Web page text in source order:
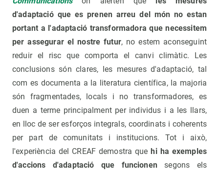
d'adaptació que es prenen arreu del món no estan
portant a l'adaptació transformadora que necessitem
per assegurar el nostre futur, no estem aconseguint
reduir el risc que comporta el canvi climàtic. Les
conclusions són clares, les mesures d'adaptació, tal
com es documenta a la literatura científica, la majoria
són fragmentades, locals i no transformadores, es
duen a terme principalment per individus i a les llars,
en lloc de ser esforços integrals, coordinats i coherents
per part de comunitats i institucions. Tot i això,
l'experiència del CREAF demostra que hi ha exemples
d'accions d'adaptació que funcionensegons els